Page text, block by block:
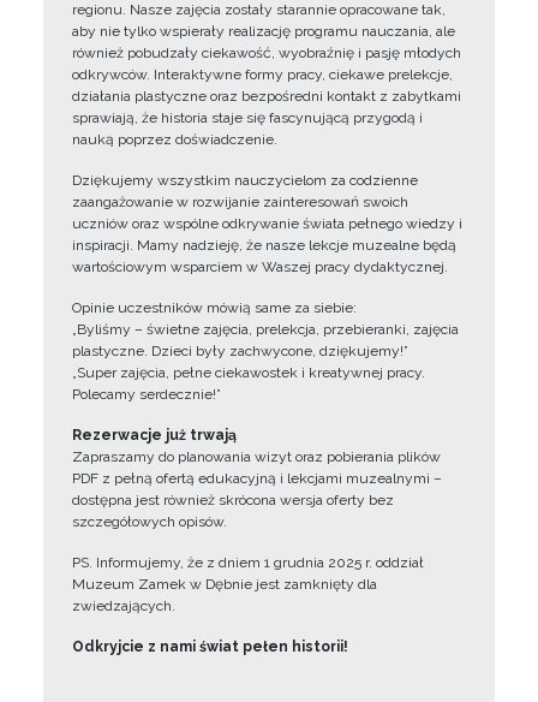
regionu. Nasze zajęcia zostały starannie opracowane tak,
aby nie tylko wspierały realizację programu nauczania, ale
również pobudzały ciekawość, wyobraźnię i pasję młodych
odkrywców. Interaktywne formy pracy, ciekawe prelekcje,
działania plastyczne oraz bezpośredni kontakt z zabytkami
sprawiają, że historia staje się fascynującą przygodą i
nauką poprzez doświadczenie.
Dziękujemy wszystkim nauczycielom za codzienne
zaangażowanie w rozwijanie zainteresowań swoich
uczniów oraz wspólne odkrywanie świata pełnego wiedzy i
inspiracji. Mamy nadzieję, że nasze lekcje muzealne będą
wartościowym wsparciem w Waszej pracy dydaktycznej.
Opinie uczestników mówią same za siebie:
„Byliśmy – świetne zajęcia, prelekcja, przebieranki, zajęcia
plastyczne. Dzieci były zachwycone, dziękujemy!”
„Super zajęcia, pełne ciekawostek i kreatywnej pracy.
Polecamy serdecznie!”
Rezerwacje już trwają
Zapraszamy do planowania wizyt oraz pobierania plików
PDF z pełną ofertą edukacyjną i lekcjami muzealnymi –
dostępna jest również skrócona wersja oferty bez
szczegółowych opisów.
PS. Informujemy, że z dniem 1 grudnia 2025 r. oddział
Muzeum Zamek w Dębnie jest zamknięty dla
zwiedzających.
Odkryjcie z nami świat pełen historii!